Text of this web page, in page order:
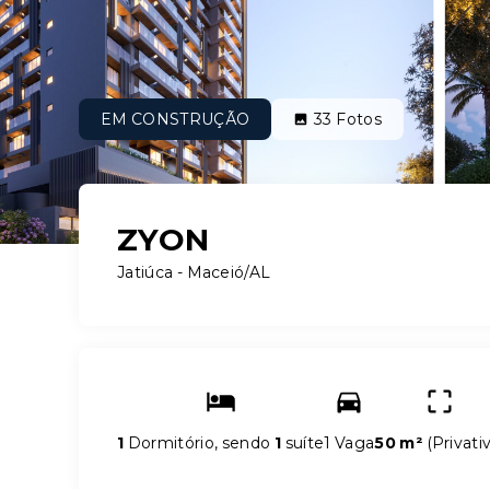
EM CONSTRUÇÃO 33 Fotos
ZYON
Jatiúca - Maceió/AL
1 Dormitório, sendo 1 suíte1 Vaga50 m² (